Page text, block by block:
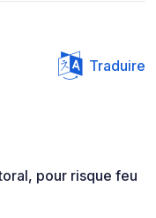
Traduire
pour risque feu